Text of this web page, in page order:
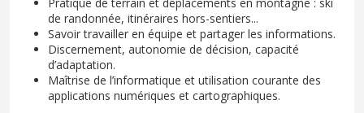
de randonnée, itinéraires hors-sentiers...
Savoir travailler en équipe et partager les informations.
Discernement, autonomie de décision, capacité
d’adaptation.
Maîtrise de l’informatique et utilisation courante des
applications numériques et cartographiques.